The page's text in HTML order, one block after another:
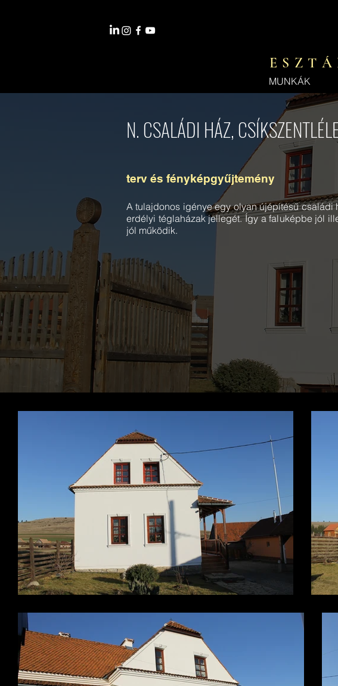
E S Z T
MUNKÁK
N. CSALÁDI HÁZ,
terv és fényképgyűjtemény
A tulajdonos igénye egy olyan újépítésű családi
erdélyi téglaházak jellegét. Így a faluképbe jól
jól működik.